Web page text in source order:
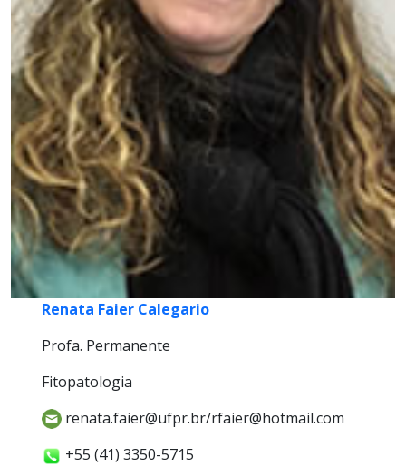
Renata Faier Calegario
Profa. Permanente
Fitopatologia
renata.faier@ufpr.br/rfaier@hotmail.com
+55 (41) 3350-5715